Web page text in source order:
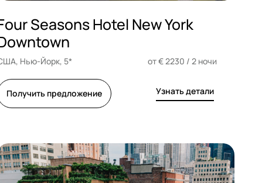
Seasons Hotel New York
Нью-Йорк, 5* от € 2230 / 2 ночи
Получить предложение Узнать детали